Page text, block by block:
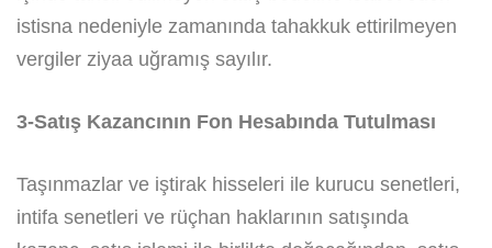
istisna nedeniyle zamanında tahakkuk ettirilmeyen
vergiler ziyaa uğramış sayılır.
3-Satış Kazancının Fon Hesabında Tutulması
Taşınmazlar ve iştirak hisseleri ile kurucu senetleri,
intifa senetleri ve rüçhan haklarının satışında